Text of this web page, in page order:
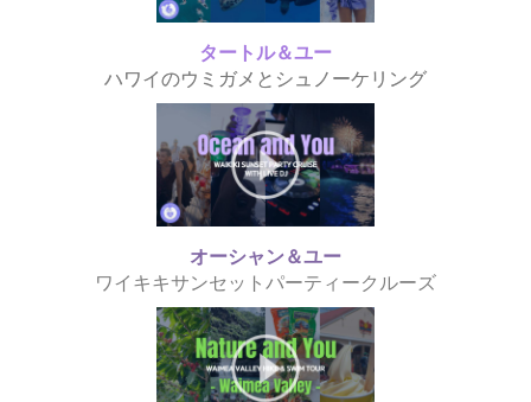
タートル＆ユー
ハワイのウミガメとシュノーケリング
オーシャン＆ユー
ワイキキサンセットパーティークルーズ